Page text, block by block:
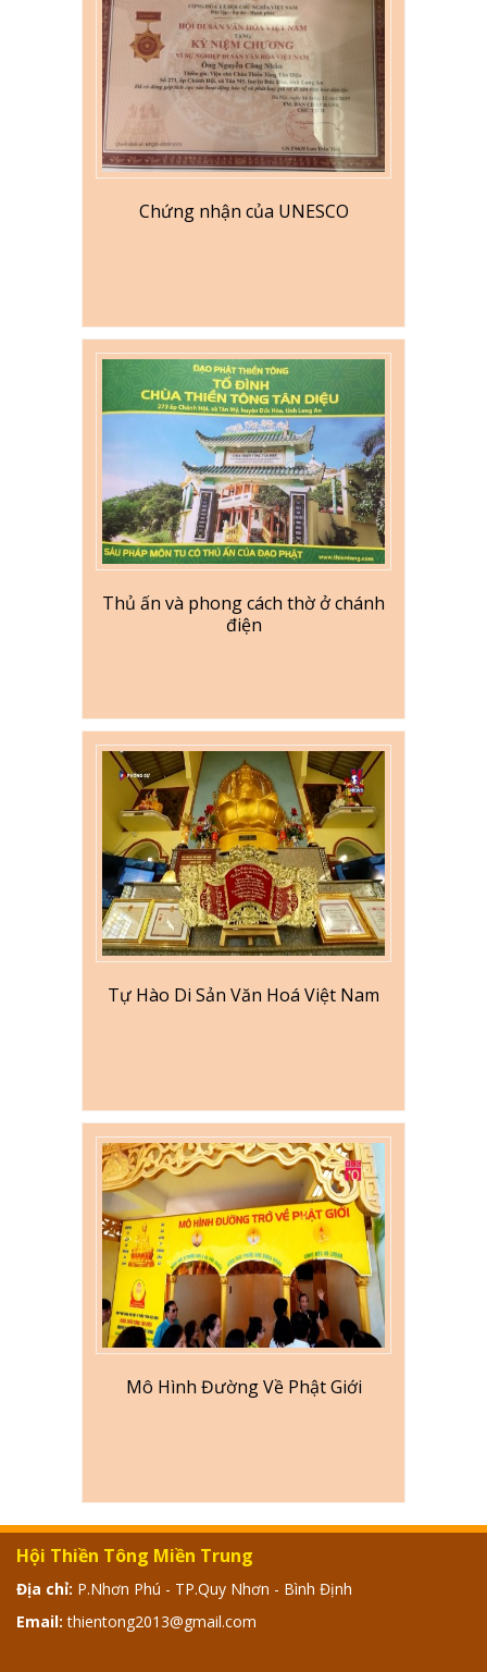
Chứng nhận của UNESCO
Thủ ấn và phong cách thờ ở chánh
điện
Tự Hào Di Sản Văn Hoá Việt Nam
Mô Hình Đường Về Phật Giới
Hội Thiền Tông Miền Trung
Địa chỉ: P.Nhơn Phú - TP.Quy Nhơn - Bình Định
Email: thientong2013@gmail.com